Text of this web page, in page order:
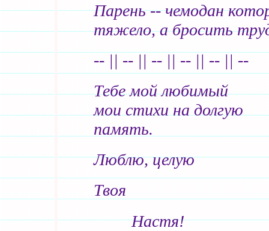
Парень -- чемодан
тяжело, а бросить
-- || -- || -- || -- || -- || --
Тебе мой любимый
мои стихи на долгую
память.
Люблю, целую
Твоя
Настя!